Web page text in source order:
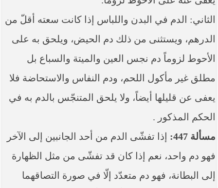
الثاني: الدم في البدن واللباس إذا كانت سعته أقلّ من
الدرهم، ويستثنى من ذلك دم الحيض، ويلحق به على
الأحوط لزوماً دم نجس العين والميتة والسباع بل
مطلق غير مأكول اللحم، ودم النفاس والاستحاضة فلا
يعفى عن قليلها أيضاً، ولا يلحق المتنجّس بالدم به في
الحكم المذكور .
مسألة 447:
إذا تفشّى الدم من أحد الجانبين إلى الآخر
فهو دم واحد، نعم إذا كان قد تفشّى من مثل الظهارة
إلى البطانة، فهو دم متعدّد إلّا في صورة التصاقهما